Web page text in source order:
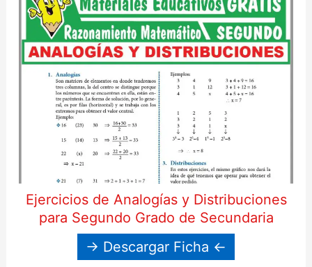
Ejercicios de Analogías y Distribuciones
para Segundo Grado de Secundaria
→ Descargar Ficha ←